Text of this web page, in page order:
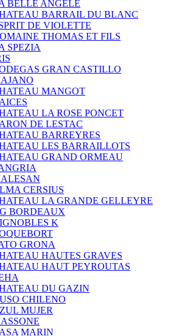
BELLE ANGELE
BARRAIL DU BLANC
DE VIOLETTE
THOMAS ET FILS
SPEZIA
GRAN CASTILLO
MANGOT
LA ROSE PONCET
DE LESTAC
BARREYRES
LES BARRAILLOTS
GRAND ORMEAU
CERSIUS
LA GRANDE GELLEYRE
BORDEAUX
K
GRONA
HAUTES GRAVES
HAUT PEYROUTAS
DU GAZIN
CHILENO
MUJER
MARIN